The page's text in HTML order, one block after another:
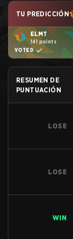
TU PREDICCIÓN
ELMT
141 points
VOTED
RESUMEN DE
PUNTUACIÓN
LOSE
LOSE
WIN